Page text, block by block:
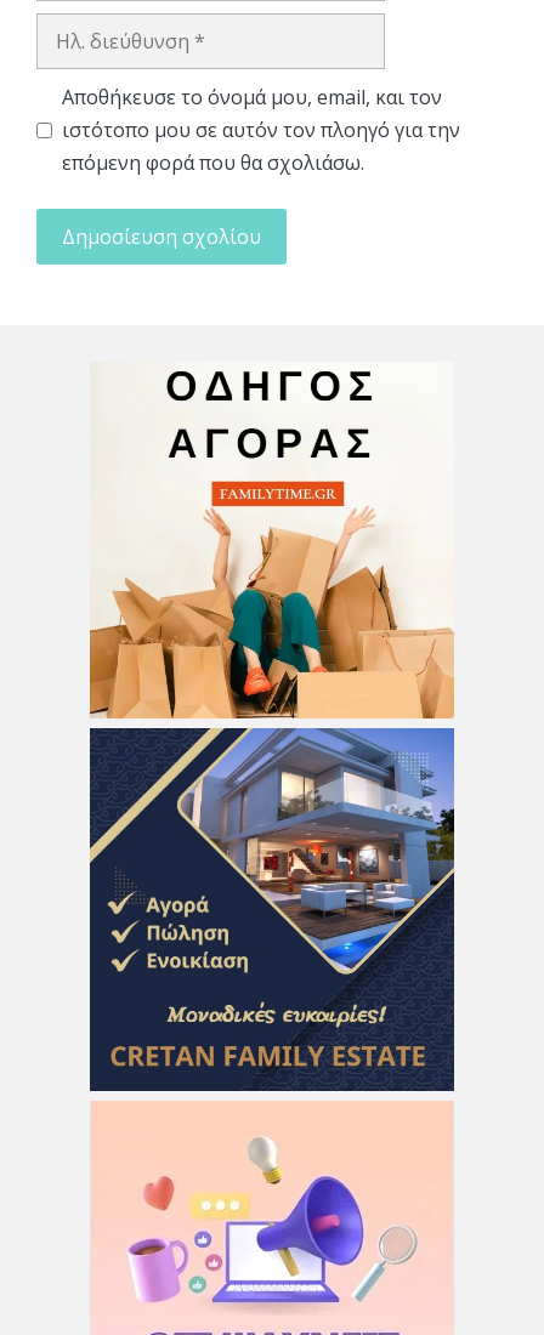
Ηλ.
διεύθυνση
Αποθήκευσε το όνομά μου, email, και τον
ιστότοπο μου σε αυτόν τον πλοηγό για την
επόμενη φορά που θα σχολιάσω.